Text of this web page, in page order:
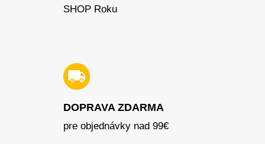
SHOP Roku
DOPRAVA ZDARMA
pre objednávky nad 99€